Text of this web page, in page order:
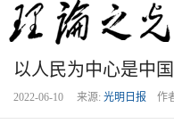
以人民为中心是中
2022-06-10 来源: 光明日报 作